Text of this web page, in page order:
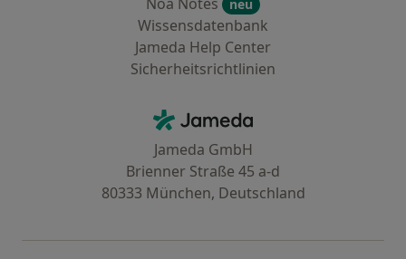
neu
Wissensdatenbank
Jameda Help Center
Sicherheitsrichtlinien
Jameda - Startseite
Jameda GmbH
Brienner Straße 45 a-d
80333 München, Deutschland